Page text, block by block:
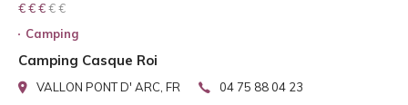
€ € € € €
€ € €
Camping
Camping Casque Roi
VALLON PONT D' ARC, FR 04 75 88 04 23